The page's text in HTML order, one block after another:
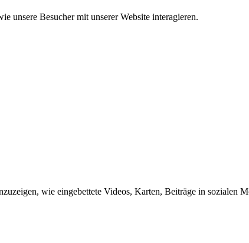
unsere Besucher mit unserer Website interagieren.
wie eingebettete Videos, Karten, Beiträge in sozialen